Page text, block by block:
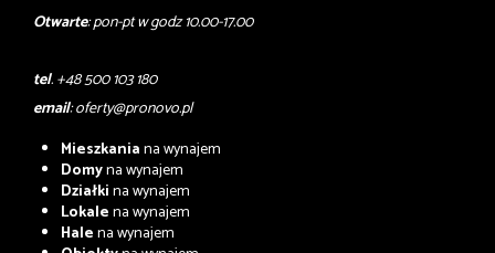
Otwarte: pon-pt w godz 10.00-17.00
tel. +48 500 103 180
email:oferty@pronovo.pl
Mieszkaniana wynajem
Domyna wynajem
Działkina wynajem
Lokalena wynajem
Halena wynajem